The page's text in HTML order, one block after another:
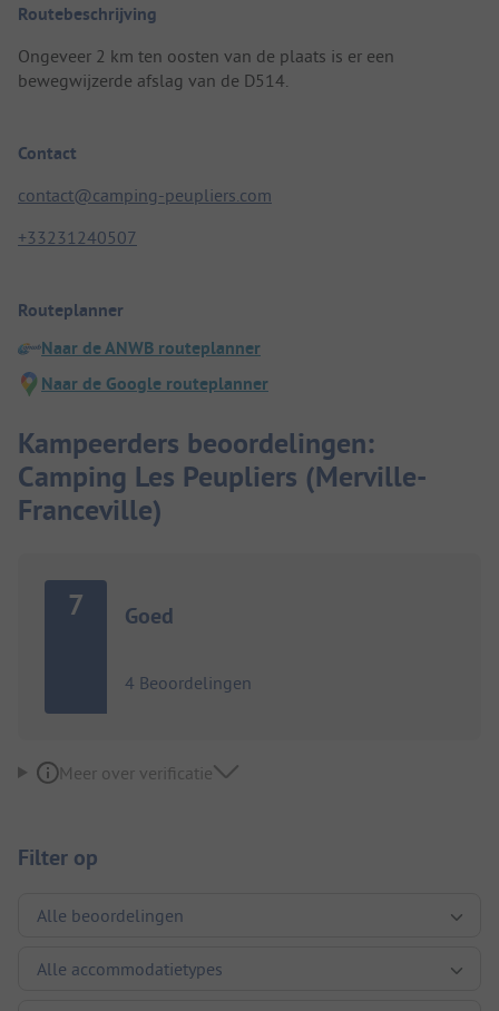
Routebeschrijving
Ongeveer 2 km ten oosten van de plaats is er een
bewegwijzerde afslag van de D514.
Contact
contact@camping-peupliers.com
+33231240507
Routeplanner
Naar de ANWB routeplanner
Naar de Google routeplanner
Kampeerders beoordelingen:
Camping Les Peupliers (Merville-
Franceville)
7 Goed
4 Beoordelingen
Meer over verificatie
Filter op